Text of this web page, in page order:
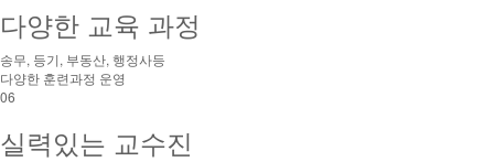
다양한 교육 과정
송무, 등기, 부동산, 행정사등
다양한 훈련과정 운영
06
실력있는 교수진